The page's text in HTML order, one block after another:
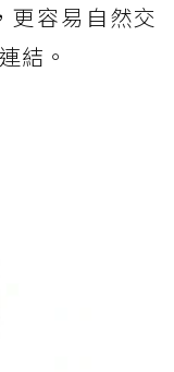
更容易自然交
結。